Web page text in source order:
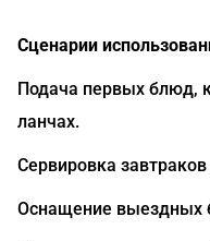
Сценарии
Подача первых блюд,
ланчах.
Сервировка
Оснащение выездных